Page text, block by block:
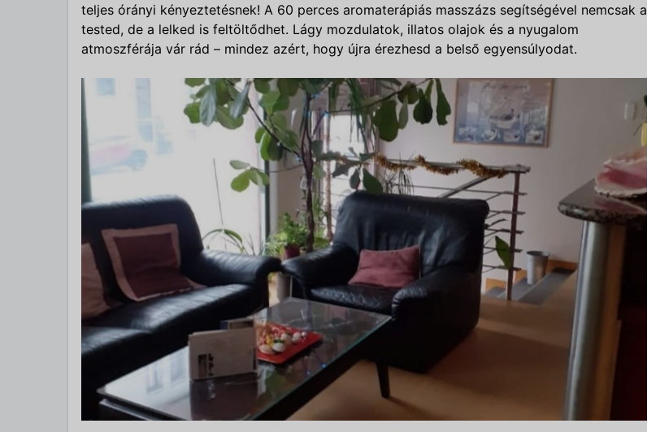
teljes órányi kényeztetésnek! A 60 perces aromaterápiás masszázs segítségével nemcsak a
tested, de a lelked is feltöltődhet. Lágy mozdulatok, illatos olajok és a nyugalom
atmoszférája vár rád – mindez azért, hogy újra érezhesd a belső egyensúlyodat.